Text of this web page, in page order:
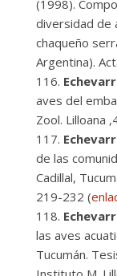
(1998).
diversidad de
chaqueño
Argentina).
aves del
Zool. Lilloana
de las
Cadillal,
219-232 (
las aves
Tucumán.